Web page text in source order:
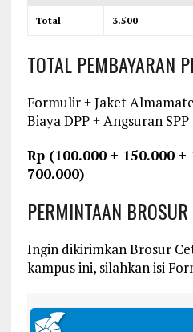
Total 3.500
TOTAL PEMBAYARAN
Formulir + Jaket
Biaya DPP + Angsuran SPP
Rp (100.000 + 150.000 +
700.000)
PERMINTAAN BROSUR
Ingin dikirimkan Brosur
kampus ini, silahkan isi